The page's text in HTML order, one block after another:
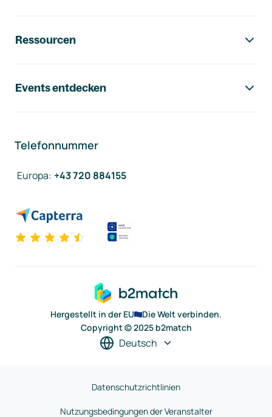
Ressourcen
Events entdecken
Telefonnummer
Europa: +43 720 884155
Hergestellt in der EU
Die Welt verbinden.
Copyright © 2025 b2match
Deutsch
Datenschutzrichtlinien
Nutzungsbedingungen der Veranstalter